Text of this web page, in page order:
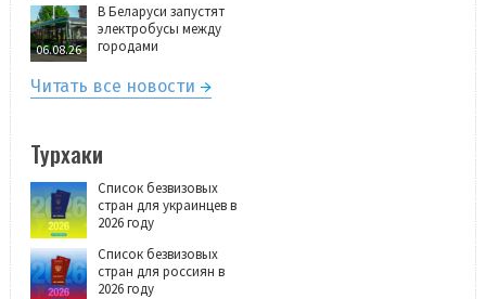
06.08.26
В Беларуси запустят
электробусы между
городами
Читать все новости
Турхаки
Список безвизовых
стран для украинцев в
2026 году
Список безвизовых
стран для россиян в
2026 году